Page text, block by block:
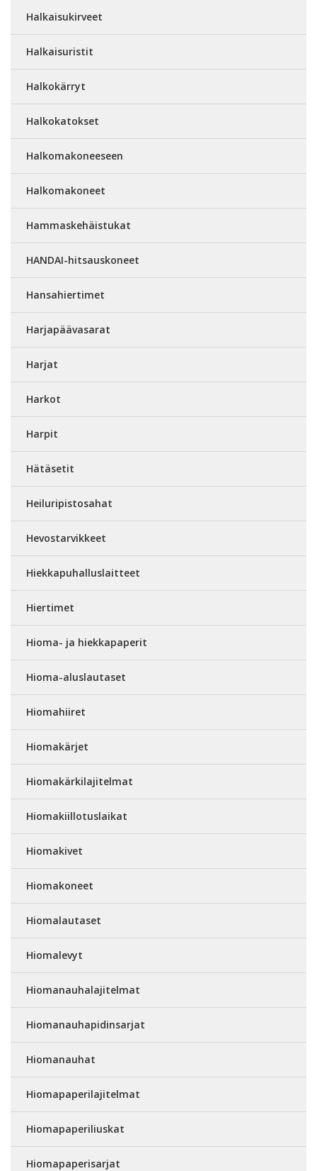
Halkaisukirveet
Halkaisuristit
Halkokärryt
Halkokatokset
Halkomakoneeseen
Halkomakoneet
Hammaskehäistukat
HANDAI-hitsauskoneet
Hansahiertimet
Harjapäävasarat
Harjat
Harkot
Harpit
Hätäsetit
Heiluripistosahat
Hevostarvikkeet
Hiekkapuhalluslaitteet
Hiertimet
Hioma- ja hiekkapaperit
Hioma-aluslautaset
Hiomahiiret
Hiomakärjet
Hiomakärkilajitelmat
Hiomakiillotuslaikat
Hiomakivet
Hiomakoneet
Hiomalautaset
Hiomalevyt
Hiomanauhalajitelmat
Hiomanauhapidinsarjat
Hiomanauhat
Hiomapaperilajitelmat
Hiomapaperiliuskat
Hiomapaperisarjat